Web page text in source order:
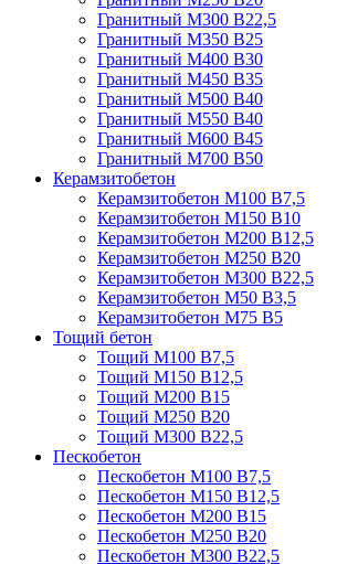
Гранитный М300 В22,5
Гранитный М350 В25
Гранитный М400 В30
Гранитный М450 В35
Гранитный М500 В40
Гранитный М550 В40
Гранитный М600 В45
Гранитный М700 В50
Керамзитобетон
Керамзитобетон М100 В7,5
Керамзитобетон М150 В10
Керамзитобетон М200 В12,5
Керамзитобетон М250 В20
Керамзитобетон М300 В22,5
Керамзитобетон М50 В3,5
Керамзитобетон М75 В5
Тощий бетон
Тощий М100 В7,5
Тощий М150 В12,5
Тощий М200 В15
Тощий М250 В20
Тощий М300 В22,5
Пескобетон
Пескобетон М100 В7,5
Пескобетон М150 В12,5
Пескобетон М200 В15
Пескобетон М250 В20
Пескобетон М300 В22,5